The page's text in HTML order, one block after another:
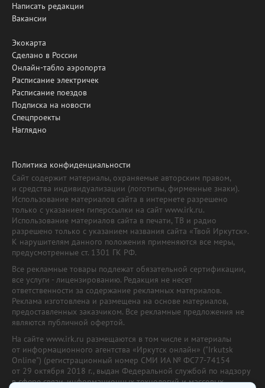
Написать редакции
Вакансии
Экокарта
Сделано в России
Онлайн-табло аэропорта
Расписание электричек
Расписание поездов
Подписка на новости
Спецпроекты
Наглядно
Политика конфиденциальности
Сайт содержит материалы, охраняемые авторским правом,
и средства индивидуализации (логотипы, фирменные знаки).
Использование материалов сайта в интернете разрешено
только с указанием гиперссылки на сайт www.irk.ru.
Использование материалов сайта в печати, ТВ и радио
разрешено только с указанием названия сайта «Твой Иркутск».
К нарушителям данного положения применяются все меры,
предусмотренные ст. 1301 ГК РФ.
Все рекламные товары подлежат обязательной сертификации,
все услуги - лицензированию. Редакция не несет
ответственности за содержание рекламных материалов.
Реклама изготовлена и размещена на основе материалов,
предоставленных заказчиком. Все рекламные предложения не
являются публичной офертой.
На сайте www.irk.ru размещаются в том числе и материалы
от информационного агентства «Иркутск онлайн» ("Irkutsk
Online") (регистрационный номер СМИ ИА № ФС77-74154
от 29 октября 2018 г., выдан Федеральной службой по надзору
в сфере связи, информационных технологий и массовых